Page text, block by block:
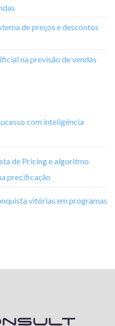
de preços e descontos
na previsão de vendas
com inteligência
de Pricing e algoritmo
precificação
vitórias em programas